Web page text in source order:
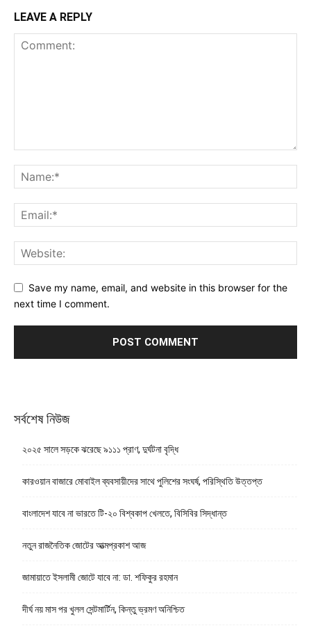
LEAVE A REPLY
Save my name, email, and website in this browser for the
next time I comment.
সর্বশেষ নিউজ
২০২৫ সালে সড়কে ঝরেছে ৯১১১ প্রাণ, দুর্ঘটনা বৃদ্ধি
কারওয়ান বাজারে মোবাইল ব্যবসায়ীদের সাথে পুলিশের সংঘর্ষ, পরিস্থিতি উত্তপ্ত
বাংলাদেশ যাবে না ভারতে টি-২০ বিশ্বকাপ খেলতে, বিসিবির সিদ্ধান্ত
নতুন রাজনৈতিক জোটের আত্মপ্রকাশ আজ
জামায়াতে ইসলামী জোটে যাবে না: ডা. শফিকুর রহমান
দীর্ঘ নয় মাস পর খুলল সেন্টমার্টিন, কিন্তু ভ্রমণ অনিশ্চিত